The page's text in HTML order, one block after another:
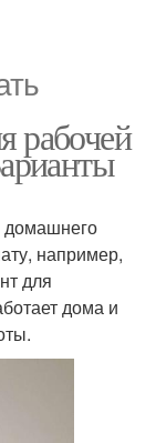
рабочей
домашнего
например,
для
дома и